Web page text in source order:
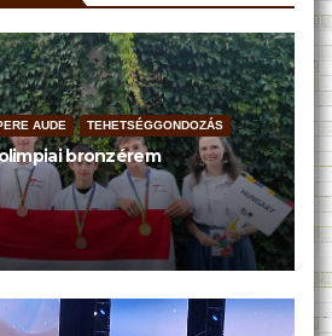
AUDE TEHETSÉGGONDOZÁS
bronzérem